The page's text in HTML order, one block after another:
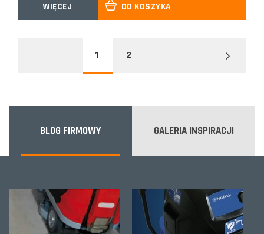
WIĘCEJ DO KOSZYKA
1 2
BLOG FIRMOWY GALERIA INSPIRACJI